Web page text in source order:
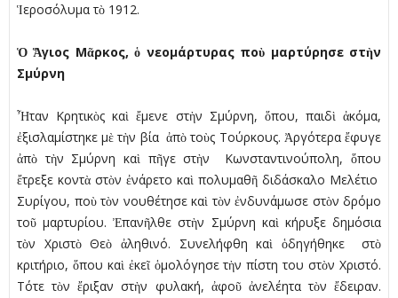
Ἱεροσόλυµα τὸ 1912.
Ὁ Ἅγιος Μᾶρκος, ὁ νεοµάρτυρας ποὺ µαρτύρησε στὴν
Σµύρνη
Ἦταν Κρητικὸς καὶ ἔµενε στὴν Σµύρνη, ὅπου, παιδὶ ἀκόµα,
ἐξισλαµίστηκε µὲ τὴν βία ἀπὸ τοὺς Τούρκους. Ἀργότερα ἔφυγε
ἀπὸ τὴν Σµύρνη καὶ πῆγε στὴν Κωνσταντινούπολη, ὅπου
ἔτρεξε κοντὰ στὸν ἐνάρετο καὶ πολυµαθῆ διδάσκαλο Μελέτιο
Συρίγου, ποὺ τὸν νουθέτησε καὶ τὸν ἐνδυνάµωσε στὸν δρόµο
τοῦ µαρτυρίου. Ἐπανῆλθε στὴν Σµύρνη καὶ κήρυξε δηµόσια
τὸν Χριστὸ Θεὸ ἀληθινό. Συνελήφθη καὶ ὁδηγήθηκε στὸ
κριτήριο, ὅπου καὶ ἐκεῖ ὁµολόγησε τὴν πίστη του στὸν Χριστό.
Τότε τὸν ἔριξαν στὴν φυλακή, ἀφοῦ ἀνελέητα τὸν ἔδειραν.